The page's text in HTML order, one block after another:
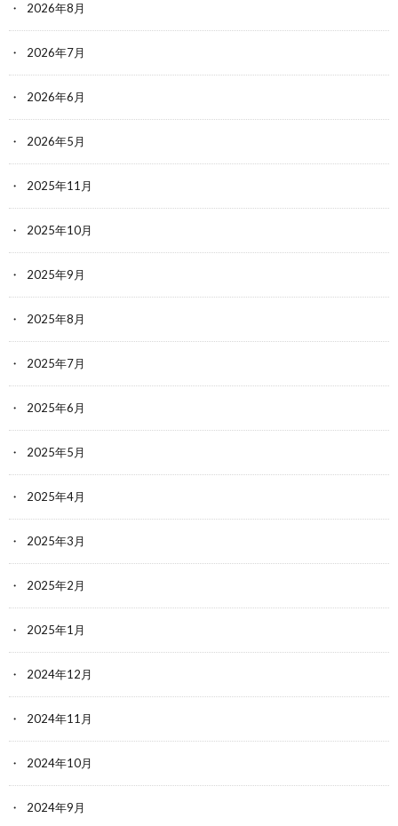
2026年8月
2026年7月
2026年6月
2026年5月
2025年11月
2025年10月
2025年9月
2025年8月
2025年7月
2025年6月
2025年5月
2025年4月
2025年3月
2025年2月
2025年1月
2024年12月
2024年11月
2024年10月
2024年9月